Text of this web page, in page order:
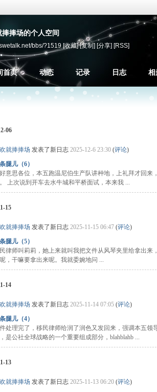
捧捧场的个人空间
bbs/?1519 [收藏] [复制] [分享] [RSS]
首页 动态 记录 日志 相
06
就捧捧场 发表了新日志 2025-12-6 23:30 (评论)
腿儿（6）
意思各位，本五跑温尼伯生产队讲种地，上礼拜才回
上次说到开车去水牛城和平桥面试，本来我 ...
15
就捧捧场 发表了新日志 2025-11-15 06:47 (评论)
腿儿（5）
律师叫莉莉，她上来就叫我把文件从风琴夹里给拿出
，干嘛要拿出来呢。我就委婉地问 ...
14
就捧捧场 发表了新日志 2025-11-14 07:05 (评论)
腿儿（4）
处理完了，移民律师给润了润色又发回来，强调本五
是公社全球战略的一个重要组成部分，blahblahb ...
13
就捧捧场 发表了新日志 2025-11-13 06:20 (评论)